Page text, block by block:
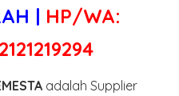
| HP/WA:
adalah Supplier